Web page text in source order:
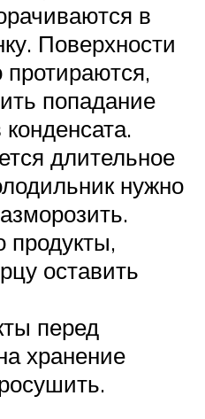
в
Поверхности
попадание
длительное
нужно
продукты,
оставить
перед
хранение